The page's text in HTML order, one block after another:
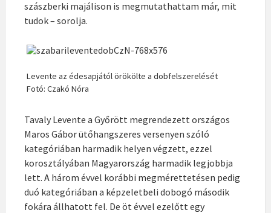
szászberki majálison is megmutathattam már, mit
tudok – sorolja.
Levente az édesapjától örökölte a dobfelszerelését
Fotó: Czakó Nóra
Tavaly Levente a Győrött megrendezett országos
Maros Gábor ütőhangszeres versenyen szóló
kategóriában harmadik helyen végzett, ezzel
korosztályában Magyarország harmadik legjobbja
lett. A három évvel korábbi megmérettetésen pedig
duó kategóriában a képzeletbeli dobogó második
fokára állhatott fel. De öt évvel ezelőtt egy